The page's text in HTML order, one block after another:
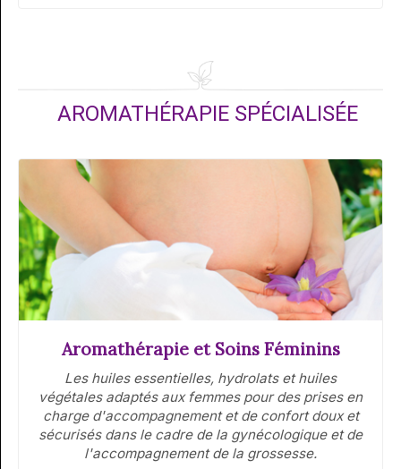
AROMATHÉRAPIE SPÉCIALISÉE
Aromathérapie et Soins Féminins
Les huiles essentielles, hydrolats et huiles
végétales adaptés aux femmes pour des prises en
charge d'accompagnement et de confort doux et
sécurisés dans le cadre de la gynécologique et de
l'accompagnement de la grossesse.